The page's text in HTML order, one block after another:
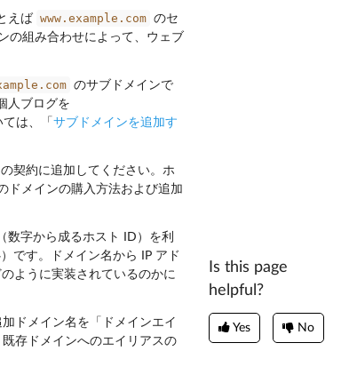
えば www.example.com のセ
の組み合わせによって、ウェブ
のサブドメインで
人ブログを
は、「 サブドメインを追加す
契約に追加してください。ホ
ドメインの購入方法および追加
数字から成るホスト ID）を利
です。ドメイン名から IP アド
ように実装されているのかに
ドメイン名を「ドメインエイ
存ドメインへのエイリアスの
Is this page
helpful?
Yes No